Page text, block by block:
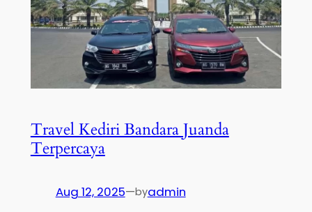
Travel Kediri Bandara Juanda
Terpercaya
Aug 12, 2025—byadmin